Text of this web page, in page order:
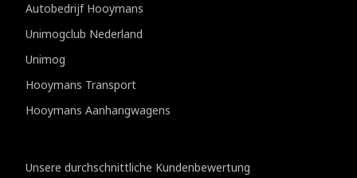
Autobedrijf Hooymans
Unimogclub Nederland
Unimog
Hooymans Transport
Hooymans Aanhangwagens
Unsere durchschnittliche Kundenbewertung